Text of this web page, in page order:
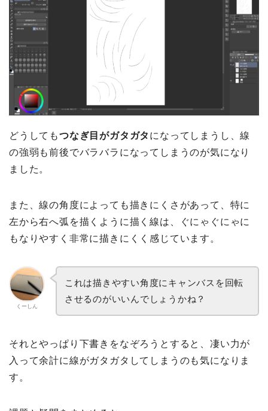
どうしてもつなぎ目がガタガタ になってしまうし、線
の強弱も前後でバラバラになってしまうのが気になり
ました。
また、線の角度によっても描きにくさがあって、特に
左から右へ弧を描くように描く線は、ぐにゃぐにゃに
もなりやすく非常に描きにくく感じています。
くーしん
これは描きやすい角度にキャンバスを回転
させるのがいいんでしょうかね？
それとやっぱり下書きをなぞろうとすると、凄い力が
入って余計に線がガタガタしてしまうのも気になりま
す。